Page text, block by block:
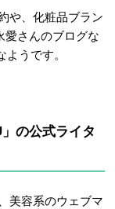
や、化粧品ブラン
愛さんのブログな
うです。
の公式ライタ
美容系のウェブマ